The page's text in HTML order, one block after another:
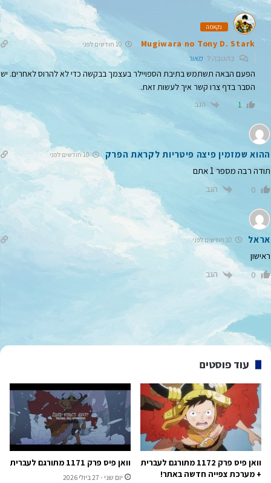
נקאמה
Mugiwara no Tony D. Stark 10 חודשים לפני
בתגובה למאור
הפעם הבאה תשתמש בתיבת הספויילר בעצמך בבקשה כדי לא להרוס לאחרים. יש
הסבר בדף צרו קשר איך לעשות זאת.
1 הגב
ההוא שמזמין פיצה פיטריות לקראת הפרק 10 חודשים לפני
תודה רבה מספר 1 אתם
0 הגב
אראל
ראישון
0 הגב
עוד פוסטים
וואן פיס פרק 1172 מתורגם לעברית
+ מערכת צפייה חדשה באתר!
וואן פיס פרק 1171 מתורגם לעברית
יום שני - 27 ביולי 2026